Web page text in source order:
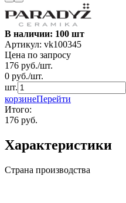
В наличии: 100 шт
Артикул: vk100345
Цена по запросу
176 руб./шт.
0 руб./шт.
шт.
корзинеПерейти
Итого:
176 руб.
Характеристики
Страна производства